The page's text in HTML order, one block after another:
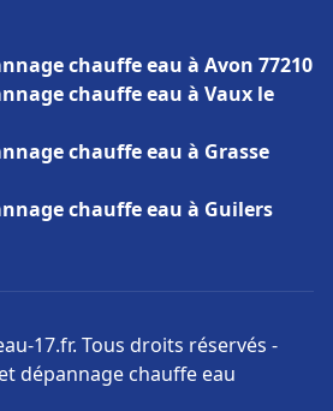
chauffe eau à Avon 77210
chauffe eau à Vaux le
chauffe eau à Grasse
chauffe eau à Guilers
17.fr. Tous droits réservés -
dépannage chauffe eau